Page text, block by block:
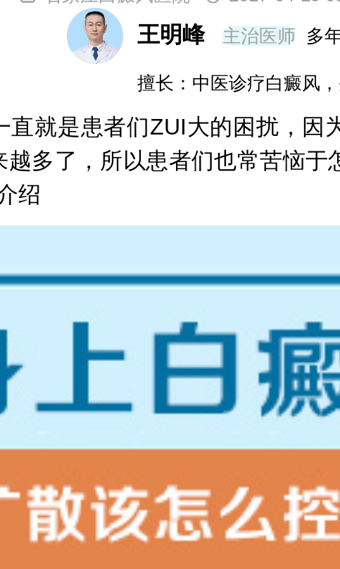
王明峰 主治医师 多
擅长：中医诊疗白癜风
是患者们ZUI大的困扰，因
多了，所以患者们也常苦恼
绍